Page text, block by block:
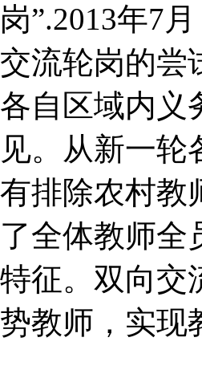
”.2013年7
流轮岗的尝
自区域内义
。从新一
排除农村教
全体教师全
征。双向
教师，实现